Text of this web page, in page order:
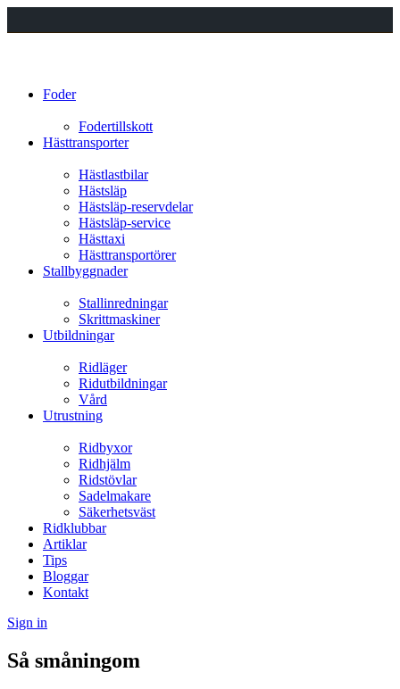
Foder
Fodertillskott
Hästtransporter
Hästlastbilar
Hästsläp
Hästsläp-reservdelar
Hästsläp-service
Hästtaxi
Hästtransportörer
Stallbyggnader
Stallinredningar
Skrittmaskiner
Utbildningar
Ridläger
Ridutbildningar
Vård
Utrustning
Ridbyxor
Ridhjälm
Ridstövlar
Sadelmakare
Säkerhetsväst
Ridklubbar
Artiklar
Tips
Bloggar
Kontakt
Sign in
Så småningom